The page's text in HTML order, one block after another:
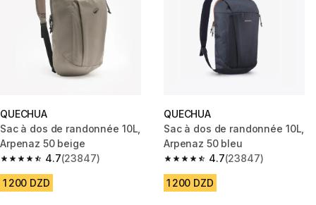
QUECHUA
Sac à dos de randonnée 10L,
Arpenaz 50 beige
4.7
4.7 out of 5 stars from 23847 reviews
(23847)
1 200 DZD
QUECHUA
Sac à dos de randonnée 10L,
Arpenaz 50 bleu
4.7
4.7 out of 5 stars from 23847
(23847)
1 200 DZD